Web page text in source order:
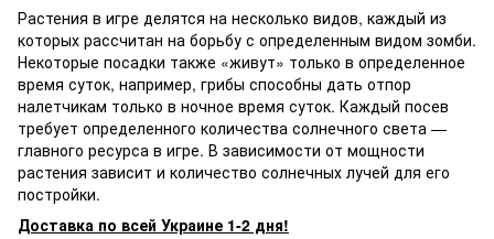
Растения в игре делятся на несколько видов, каждый из
которых рассчитан на борьбу с определенным видом зомби.
Некоторые посадки также «живут» только в определенное
время суток, например, грибы способны дать отпор
налетчикам только в ночное время суток. Каждый посев
требует определенного количества солнечного света —
главного ресурса в игре. В зависимости от мощности
растения зависит и количество солнечных лучей для его
постройки.
Доставка по всей Украине 1-2 дня!